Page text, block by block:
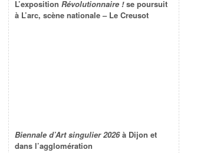
L’exposition Révolutionnaire !se poursuit
à L’arc, scène nationale – Le Creusot
Biennale d’Art singulier 2026à Dijon et
dans l’agglomération